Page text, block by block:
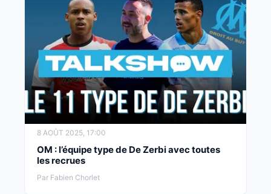
8 AOÛT 2025, 17:00
OM : l’équipe type de De Zerbi avec toutes
les recrues
Par Fabien Chorlet